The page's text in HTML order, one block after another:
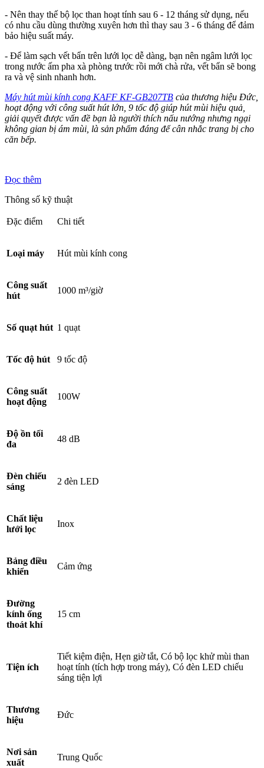
- Nên thay thế bộ lọc than hoạt tính sau 6 - 12 tháng sử dụng, nếu
có nhu cầu dùng thường xuyên hơn thì thay sau 3 - 6 tháng để đảm
bảo hiệu suất máy.
- Để làm sạch vết bẩn trên lưới lọc dễ dàng, bạn nên ngâm lưới lọc
trong nước ấm pha xà phòng trước rồi mới chà rửa, vết bẩn sẽ bong
ra và vệ sinh nhanh hơn.
Máy hút mùi kính cong KAFF KF-GB207TB của thương hiệu Đức,
hoạt động với công suất hút lớn, 9 tốc độ giúp hút mùi hiệu quả,
giải quyết được vấn đề bạn là người thích nấu nướng nhưng ngại
không gian bị ám mùi, là sản phẩm đáng để cân nhắc trang bị cho
căn bếp.
Đọc thêm
Thông số kỹ thuật
Đặc điểm Chi tiết
Loại máy Hút mùi kính cong
Công suất
hút
1000 m³/giờ
Số quạt hút 1 quạt
Tốc độ hút 9 tốc độ
Công suất
hoạt động
100W
Độ ồn tối
đa
48 dB
Đèn chiếu
sáng
2 đèn LED
Chất liệu
lưới lọc
Inox
Bảng điều
khiển
Cảm ứng
Đường
kính ống
thoát khí
15 cm
Tiện ích
Tiết kiệm điện, Hẹn giờ tắt, Có bộ lọc khử mùi than
hoạt tính (tích hợp trong máy), Có đèn LED chiếu
sáng tiện lợi
Thương
hiệu
Đức
Nơi sản
xuất
Trung Quốc